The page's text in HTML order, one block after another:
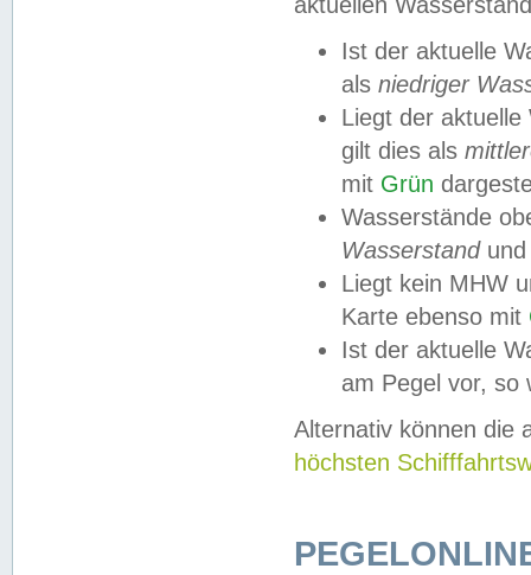
Ist der aktuelle
als niedriger
Liegt der
gilt dies als
mit Grün
Wasserstände
Wasserstandund
Liegt kein MHW
Karte ebenso mit
Ist der aktuelle
am Pegel vor,
Alternativ können die
höchsten